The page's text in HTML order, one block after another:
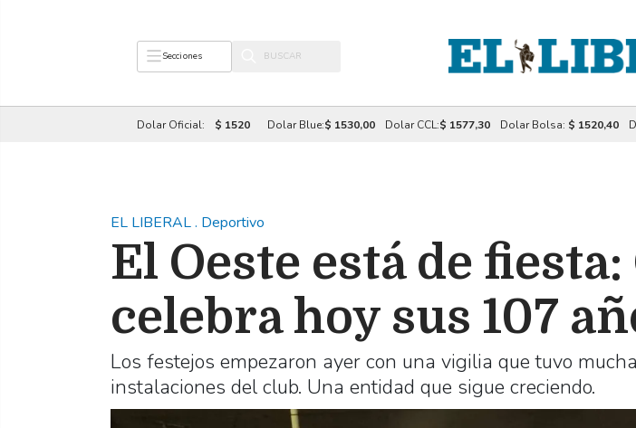
Secciones
Dolar Oficial: $ 1520 Dolar Blue:$ 1530,00 Dolar CCL:$ 1577,30 Dolar Bolsa: $ 1520,40
EL LIBERAL. Deportivo
El Oeste está de
celebra hoy sus 107
Los festejos empezaron ayer con una vigilia que tuvo
instalaciones del club. Una entidad que sigue creciendo.